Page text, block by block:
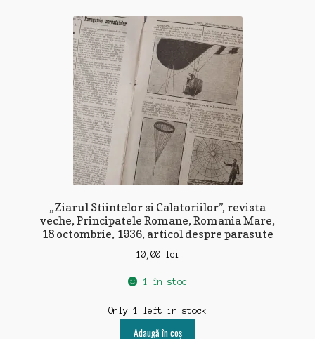
„Ziarul Stiintelor si Calatoriilor”, revista
veche, Principatele Romane, Romania Mare,
18 octombrie, 1936, articol despre parasute
10,00 lei
1 în stoc
Only 1 left in stock
Adaugă în coș